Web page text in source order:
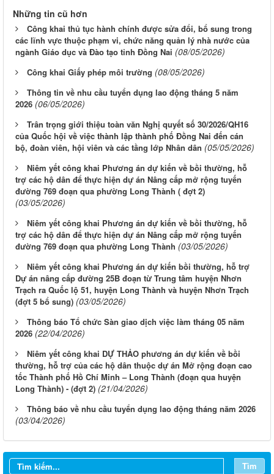
Những tin cũ hơn
Công khai thủ tục hành chính được sửa đổi, bổ sung trong
các lĩnh vực thuộc phạm vi, chức năng quản lý nhà nước của
ngành Giáo dục và Đào tạo tỉnh Đồng Nai (08/05/2026)
Công khai Giấy phép môi trường (08/05/2026)
Thông tin về nhu cầu tuyển dụng lao động tháng 5 năm
2026 (06/05/2026)
Trân trọng giới thiệu toàn văn Nghị quyết số 30/2026/QH16
của Quốc hội về việc thành lập thành phố Đồng Nai đến cán
bộ, đoàn viên, hội viên và các tầng lớp Nhân dân (05/05/2026)
Niêm yết công khai Phương án dự kiến về bồi thường, hỗ
trợ các hộ dân để thực hiện dự án Nâng cấp mở rộng tuyến
đường 769 đoạn qua phường Long Thành ( đợt 2)
(03/05/2026)
Niêm yết công khai Phương án dự kiến về bồi thường, hỗ
trợ các hộ dân để thực hiện dự án Nâng cấp mở rộng tuyến
đường 769 đoạn qua phường Long Thành (03/05/2026)
Niêm yết công khai Phương án dự kiến bồi thường, hỗ trợ
Dự án nâng cấp đường 25B đoạn từ Trung tâm huyện Nhơn
Trạch ra Quốc lộ 51, huyện Long Thành và huyện Nhơn Trạch
(đợt 5 bổ sung) (03/05/2026)
Thông báo Tổ chức Sàn giao dịch việc làm tháng 05 năm
2026 (22/04/2026)
Niêm yết công khai DỰ THẢO phương án dự kiến về bồi
thường, hỗ trợ của các hộ dân thuộc dự án Mở rộng đoạn cao
tốc Thành phố Hồ Chí Minh – Long Thành (đoạn qua huyện
Long Thành) - (đợt 2) (21/04/2026)
Thông báo về nhu cầu tuyển dụng lao động tháng năm 2026
(03/04/2026)
Tìm